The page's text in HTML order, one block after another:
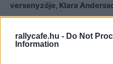
rallycafe.hu - Do Not
Information
versenyzője, Klara
A svéd hölgy helyét
tartalékpilótája, Tamara